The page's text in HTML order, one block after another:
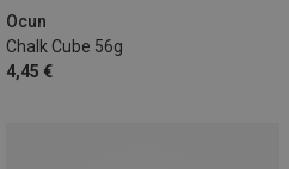
Ocun
Chalk Cube 56g
4,45 €